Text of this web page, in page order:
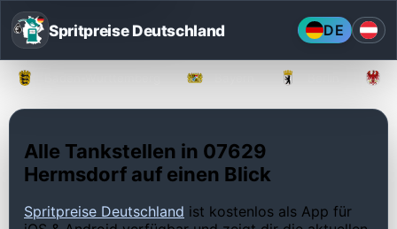
Spritpreise Deutschland DE
Alle Tankstellen in 07629
Hermsdorf auf einen Blick
Spritpreise Deutschland ist kostenlos als App für